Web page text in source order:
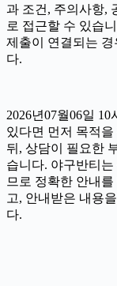
과 조건, 주의사항,
로 접근할 수 있습
제출이 연결되는
다.
2026년07월06일
있다면 먼저 목적
뒤, 상담이 필요한
습니다. 야구반티
므로 정확한 안내
고, 안내받은 내용
다.